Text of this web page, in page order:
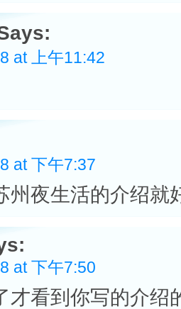
at 上午11:42
at 下午7:37
州夜生活的介绍就
at 下午7:50
才看到你写的介绍